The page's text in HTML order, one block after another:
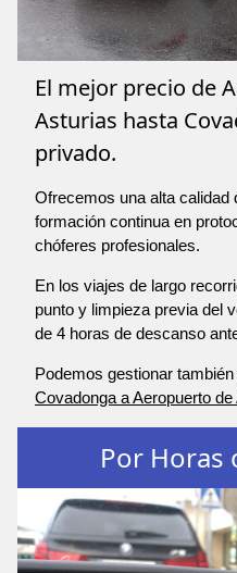
El mejor precio de
Asturias hasta
privado.
Ofrecemos una alta calidad
formación continua en
chóferes profesionales.
En los viajes de largo
punto y limpieza previa del
de 4 horas de descanso
Podemos gestionar
Covadonga a Aeropuerto de
Por Horas